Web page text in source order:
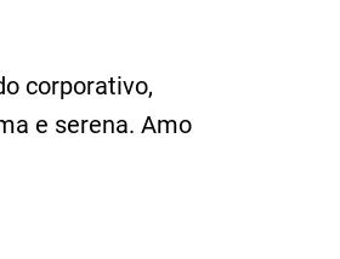
corporativo,
e serena. Amo